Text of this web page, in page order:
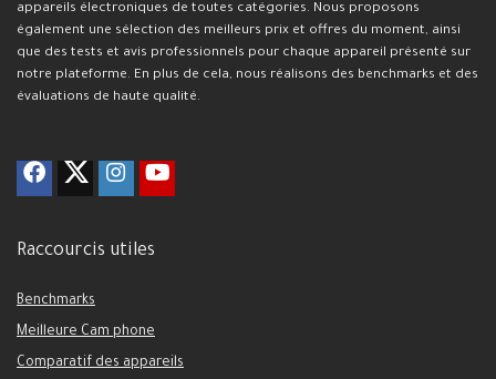
appareils électroniques de toutes catégories. Nous proposons
également une sélection des meilleurs prix et offres du moment, ainsi
que des tests et avis professionnels pour chaque appareil présenté sur
notre plateforme. En plus de cela, nous réalisons des benchmarks et des
évaluations de haute qualité.
Raccourcis utiles
Benchmarks
Meilleure Cam phone
Comparatif des appareils